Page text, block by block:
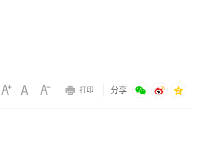
打印 分享